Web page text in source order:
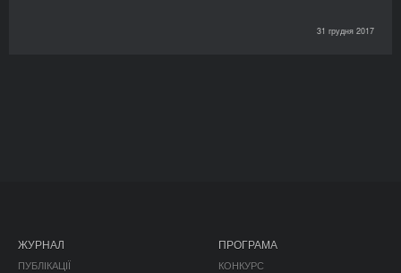
31 грудня 2017
ЖУРНАЛ
ПУБЛІКАЦІЇ
ПРОГРАМА
КОНКУРС